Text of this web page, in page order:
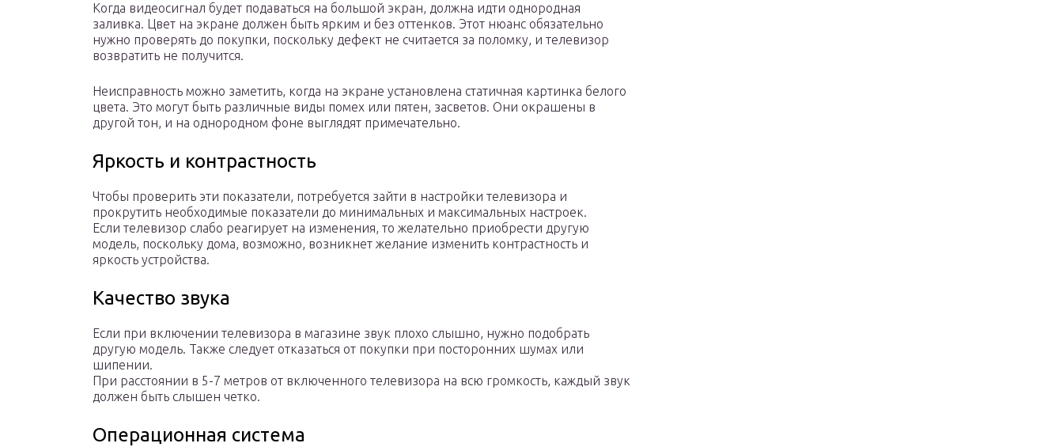
Когда видеосигнал будет подаваться на большой экран, должна идти однородная
заливка. Цвет на экране должен быть ярким и без оттенков. Этот нюанс обязательно
нужно проверять до покупки, поскольку дефект не считается за поломку, и телевизор
возвратить не получится.
Неисправность можно заметить, когда на экране установлена статичная картинка белого
цвета. Это могут быть различные виды помех или пятен, засветов. Они окрашены в
другой тон, и на однородном фоне выглядят примечательно.
Яркость и контрастность
Чтобы проверить эти показатели, потребуется зайти в настройки телевизора и
прокрутить необходимые показатели до минимальных и максимальных настроек.
Если телевизор слабо реагирует на изменения, то желательно приобрести другую
модель, поскольку дома, возможно, возникнет желание изменить контрастность и
яркость устройства.
Качество звука
Если при включении телевизора в магазине звук плохо слышно, нужно подобрать
другую модель. Также следует отказаться от покупки при посторонних шумах или
шипении.
При расстоянии в 5-7 метров от включенного телевизора на всю громкость, каждый звук
должен быть слышен четко.
Операционная система